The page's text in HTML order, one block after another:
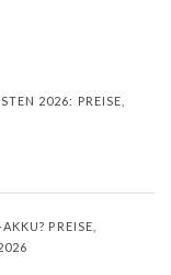
2026: PREISE,
PREISE,